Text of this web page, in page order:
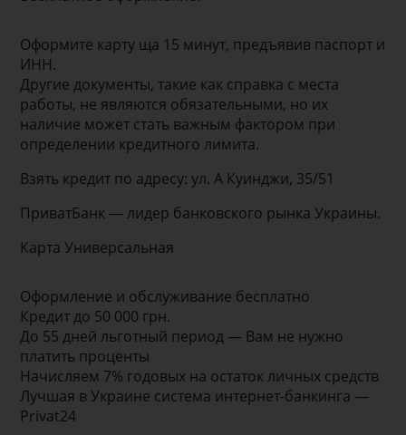
Оформите карту ща 15 минут, предъявив паспорт и
ИНН.
Другие документы, такие как справка с места
работы, не являются обязательными, но их
наличие может стать важным фактором при
определении кредитного лимита.
Взять кредит по адресу: ул. А Куинджи, 35/51
ПриватБанк — лидер банковского рынка Украины.
Карта Универсальная
Оформление и обслуживание бесплатно
Кредит до 50 000 грн.
До 55 дней льготный период — Вам не нужно
платить проценты
Начисляем 7% годовых на остаток личных средств
Лучшая в Украине система интернет-банкинга —
Privat24